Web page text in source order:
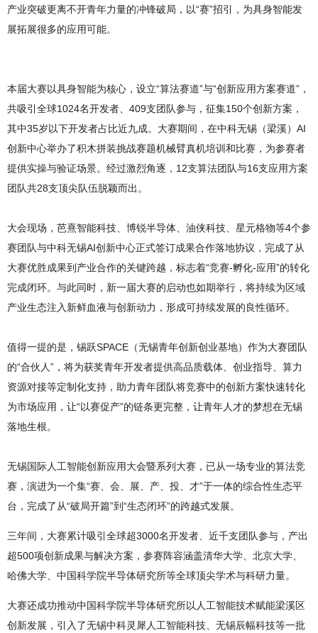
产业突破更离不开青年力量的冲锋破局，以“赛”招引，为具身智能发
展拓展很多的应用可能。
本届大赛以具身智能为核心，设立“算法赛道”与“创新应用方案赛道”，
共吸引全球1024名开发者、409支团队参与，征集150个创新方案，
其中35岁以下开发者占比近九成。大赛期间，在中科无锡（梁溪）AI
创新中心举办了积木拼装挑战赛题机械臂真机培训和比赛，为参赛者
提供实操与验证场景。经过激烈角逐，12支算法团队与16支应用方案
团队共28支顶尖队伍脱颖而出。
大会现场，芭熹智能科技、博锐半导体、油侠科技、星元格物等4个参
赛团队与中科无锡AI创新中心正式签订成果合作落地协议，完成了从
大赛优胜成果到产业合作的关键跨越，标志着“竞赛-孵化-应用”的转化
完成闭环。与此同时，新一届大赛的启动也如期举行，将持续为区域
产业生态注入新鲜血液与创新动力，形成可持续发展的良性循环。
值得一提的是，锡跃SPACE（无锡青年创新创业基地）作为大赛团队
的“合伙人”，将为获奖青年开发者提供高品质载体、创业指导、算力
资源对接等定制化支持，助力青年团队将竞赛中的创新方案快速转化
为市场应用，让“以赛促产”的链条更完整，让青年人才的梦想在无锡
落地生根。
无锡国际人工智能创新应用大会暨系列大赛，已从一场专业的算法竞
赛，演进为一个集“赛、会、展、产、投、才”于一体的综合性生态平
台，完成了从“破局开篇”到“生态闭环”的跨越式发展。
三年间，大赛累计吸引全球超3000名开发者、近千支团队参与，产出
超500项创新成果与解决方案，参赛阵容涵盖清华大学、北京大学、
哈佛大学、中国科学院半导体研究所等全球顶尖学术与科研力量。
大赛还成功推动中国科学院半导体研究所以人工智能技术赋能梁溪区
创新发展，引入了无锡中科灵犀人工智能科技、无锡辰幅科技等一批